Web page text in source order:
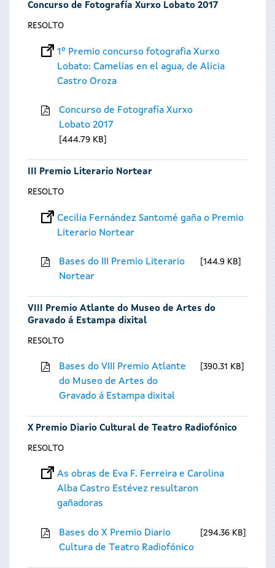
Concurso de Fotografía Xurxo Lobato 2017
RESOLTO
1º Premio concurso fotografia Xurxo
Lobato: Camelias en el agua, de Alicia
Castro Oroza
Concurso de Fotografía Xurxo
Lobato 2017
444.79 KB
III Premio Literario Nortear
RESOLTO
Cecilia Fernández Santomé gaña o Premio
Literario Nortear
Bases do III Premio Literario
Nortear
144.9 KB
VIII Premio Atlante do Museo de Artes do
Gravado á Estampa dixital
RESOLTO
Bases do VIII Premio Atlante
do Museo de Artes do
Gravado á Estampa dixital
390.31 KB
X Premio Diario Cultural de Teatro Radiofónico
RESOLTO
As obras de Eva F. Ferreira e Carolina
Alba Castro Estévez resultaron
gañadoras
Bases do X Premio Diario
Cultura de Teatro Radiofónico
294.36 KB